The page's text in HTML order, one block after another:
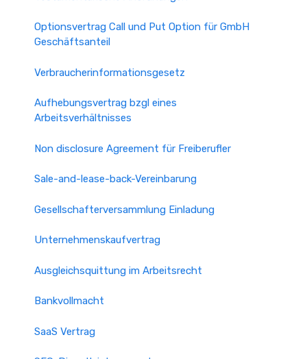
Optionsvertrag Call und Put Option für GmbH
Geschäftsanteil
Verbraucherinformationsgesetz
Aufhebungsvertrag bzgl eines
Arbeitsverhältnisses
Non disclosure Agreement für Freiberufler
Sale-and-lease-back-Vereinbarung
Gesellschafterversammlung Einladung
Unternehmenskaufvertrag
Ausgleichsquittung im Arbeitsrecht
Bankvollmacht
SaaS Vertrag